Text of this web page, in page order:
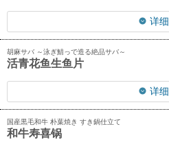
详细
胡麻サバ ～泳ぎ鯖っで造る絶品サバ～
活青花鱼生鱼片
详细
国産黒毛和牛 朴葉焼き すき鍋仕立て
和牛寿喜锅